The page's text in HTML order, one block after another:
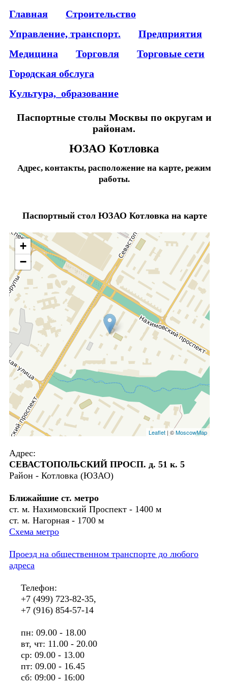
Главная
Строительство
Управление, транспорт.
Предприятия
Медицина
Торговля
Торговые сети
Городская обслуга
Культура,_образование
Паспортные столы Москвы по округам и
районам.
ЮЗАО Котловка
Адрес, контакты, расположение на карте, режим
работы.
Паспортный стол ЮЗАО Котловка на карте
+
−
Leaflet| ©MoscowMap
Адрес:
СЕВАСТОПОЛЬСКИЙ ПРОСП. д. 51 к. 5
Район - Котловка (ЮЗАО)
Ближайшие ст. метро
ст. м. Нахимовский Проспект - 1400 м
ст. м. Нагорная - 1700 м
Схема метро
Проезд на общественном транспорте до любого
адреса
Телефон:
+7 (499) 723-82-35,
+7 (916) 854-57-14
пн: 09.00 - 18.00
вт, чт: 11.00 - 20.00
ср: 09.00 - 13.00
пт: 09.00 - 16.45
сб: 09:00 - 16:00